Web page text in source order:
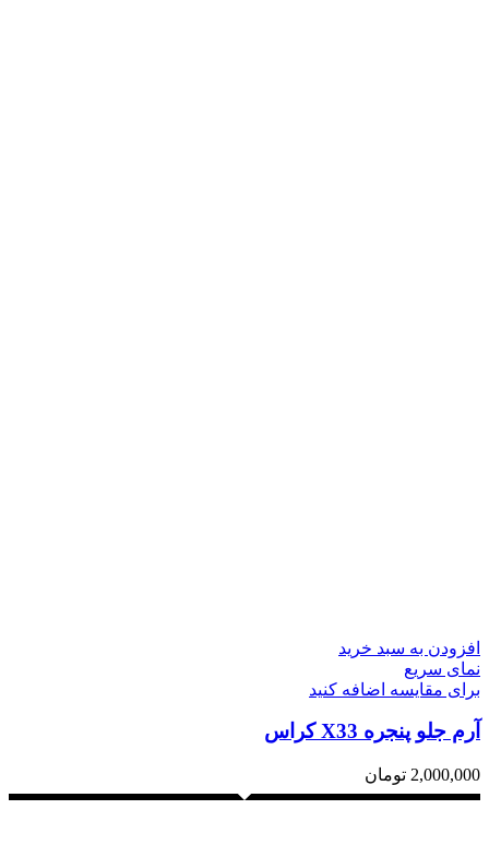
افزودن به سبد خرید
نمای سریع
برای مقایسه اضافه کنید
آرم جلو پنجره X33 کراس
2,000,000 تومان